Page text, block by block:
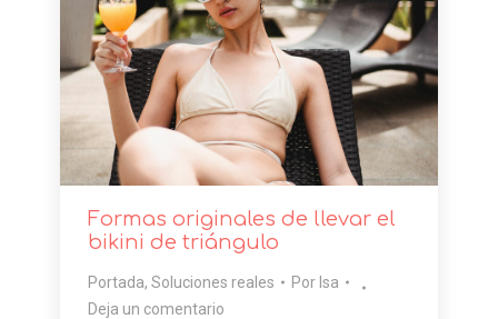
Formas originales de llevar el
bikini de triángulo
Portada, Soluciones reales Por Isa
Deja un comentario